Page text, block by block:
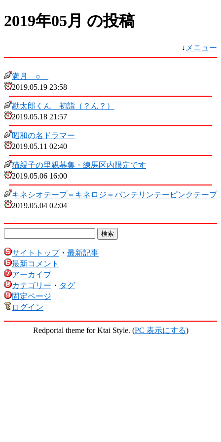
2019年05月 の投稿
↓ メニュー
満月 ○
2019.05.19 23:58
勘太郎くん 初詣（？ん？）
2019.05.18 21:57
昭和の名ドラマー
2019.05.11 02:40
猫親子の里親募集・練馬区内限定です
2019.05.06 16:00
キネシオテープ＝キネロジ＝バンテリンテーピンクテープ
2019.05.04 02:04
サイトトップ・ 最新記事
最新コメント
アーカイブ
カテゴリー ・ タグ
固定ページ
ログイン
Redportal theme for Ktai Style. (PC 表示にする)